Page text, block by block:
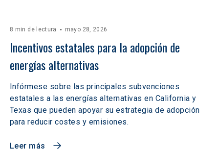
8 min de lectura mayo 28, 2026
Incentivos estatales para la adopción de
energías alternativas
Infórmese sobre las principales subvenciones
estatales a las energías alternativas en California y
Texas que pueden apoyar su estrategia de adopción
para reducir costes y emisiones.
Leer más